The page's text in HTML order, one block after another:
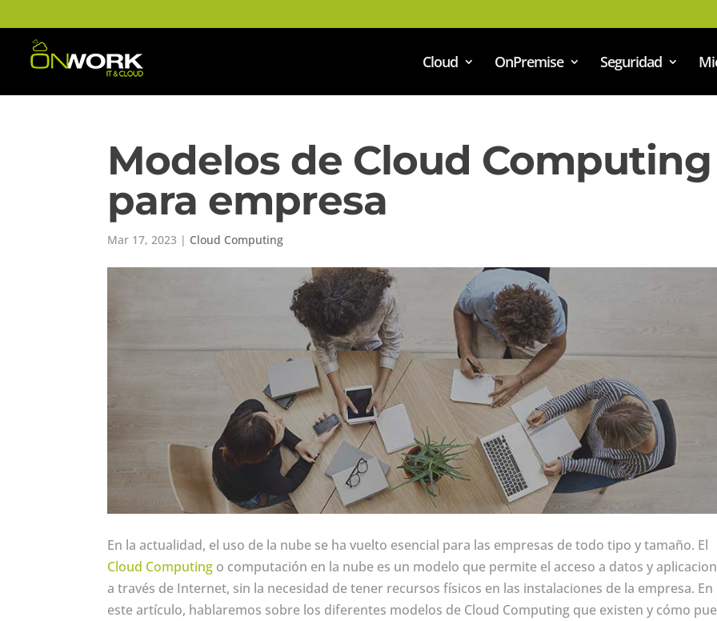
Cloud OnPremise Seguridad
Modelos de Cloud Computing
para empresa
Mar 17, 2023 | Cloud Computing
En la actualidad, el uso de la nube se ha vuelto esencial para las empresas de todo tipo y tamaño. El
Cloud Computing o computación en la nube es un modelo que permite el acceso a datos y
a través de Internet, sin la necesidad de tener recursos físicos en las instalaciones de la empresa. En
este artículo, hablaremos sobre los diferentes modelos de Cloud Computing que existen y cómo